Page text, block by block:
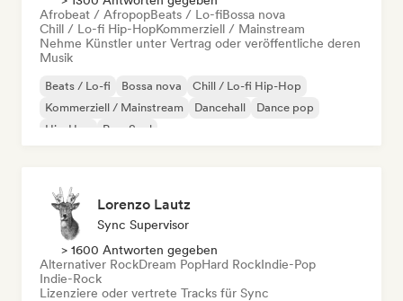
Afrobeat / AfropopBeats / Lo-fiBossa nova
Chill / Lo-fi Hip-HopKommerziell / Mainstream
Nehme Künstler unter Vertrag oder veröffentliche deren
Musik
Beats / Lo-fi Bossa nova
Chill / Lo-fi Hip-Hop
Kommerziell / Mainstream
Dancehall
Dance pop
Hip-Hop
Pop-Soul
Lorenzo Lautz
Sync Supervisor
> 1600 Antworten gegeben
Alternativer RockDream PopHard RockIndie-Pop
Indie-Rock
Lizenziere oder vertrete Tracks für Sync